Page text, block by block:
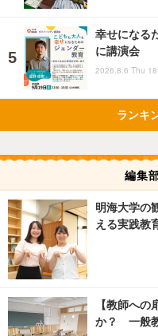
幸せになる
に講演会
2026.8.6 Thu
ランキ
編集
明海大学の
える実践教
【教師へ
か？ 一般